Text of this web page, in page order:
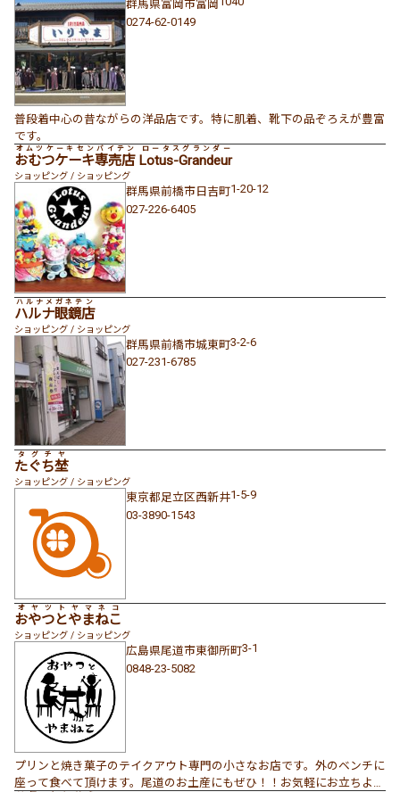
群馬県富岡市富岡
0274-62-0149
普段着中心の昔ながらの洋品店です。特に肌着、靴下の品ぞろえが豊富
です。
おむつケーキ専売店 Lotus-Grandeur
オムツケーキセンバイテン ロータスグランダー
ショッピング / ショッピング
群馬県前橋市日吉町1-20-12
027-226-6405
ハルナ眼鏡店
ハルナメガネテン
ショッピング / ショッピング
群馬県前橋市城東町3-2-6
027-231-6785
たぐち埜
タグチヤ
ショッピング / ショッピング
東京都足立区西新井1-5-9
03-3890-1543
おやつとやまねこ
オヤツトヤマネコ
ショッピング / ショッピング
広島県尾道市東御所町3-1
0848-23-5082
プリンと焼き菓子のテイクアウト専門の小さなお店です。外のベンチに
座って食べて頂けます。尾道のお土産にもぜひ！！お気軽にお立ちより